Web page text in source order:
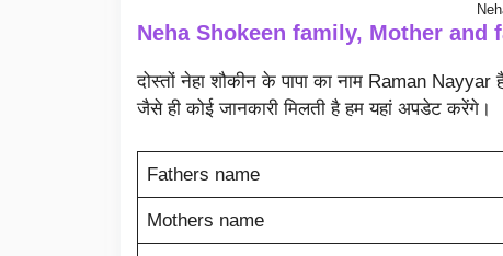
Neha Shokeen family, Mother and
दोस्तों नेहा शौकीन के पापा का नाम Raman
जैसे ही कोई जानकारी मिलती है हम यहां अपडेट करेंगे।
Fathers name
Mothers name